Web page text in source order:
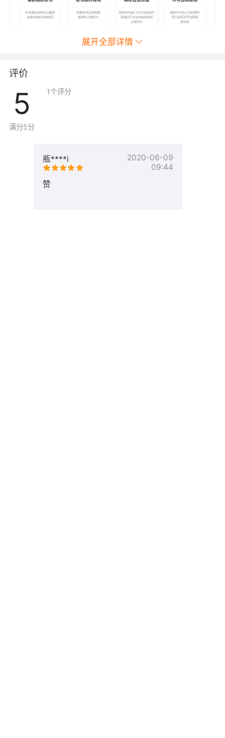
展开全部详情
评价
5
满分5分
1个评分
瓶****i
2020-06-09
09:44
赞